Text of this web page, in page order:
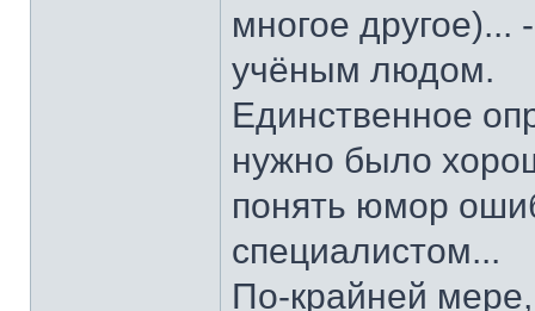
многое другое)...
учёным людом.
Единственное
нужно было
понять юмор
специалистом...
По-крайней